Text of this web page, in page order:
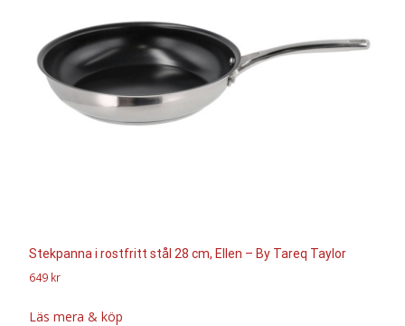
Stekpanna i rostfritt stål 28 cm, Ellen – By Tareq Taylor
649 kr
Läs mera & köp